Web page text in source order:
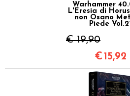
Warhammer
L'Eresia di
non Osano
Piede Vol.21
€ 19,90
€ 15,92